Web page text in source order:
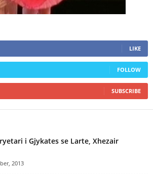
LIKE
FOLLOW
SUBSCRIBE
i Gjykates se Larte, Xhezair
2013